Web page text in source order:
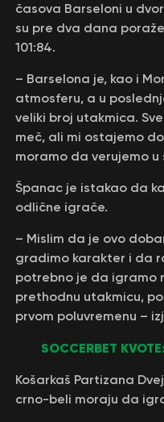
časova Barseloni u
su pre dva dana
101:84.
– Barselona je, kao i
atmosferu, a u
veliki broj utakmica.
meč, ali mi ostajemo
moramo da verujemo u
Španac je istakao da
odlične igrače.
– Mislim da je ovo
gradimo karakter i da
potrebno je da igramo
prethodnu utakmicu,
prvom poluvremenu –
SOCCERBET
Košarkaš Partizana
crno-beli moraju da